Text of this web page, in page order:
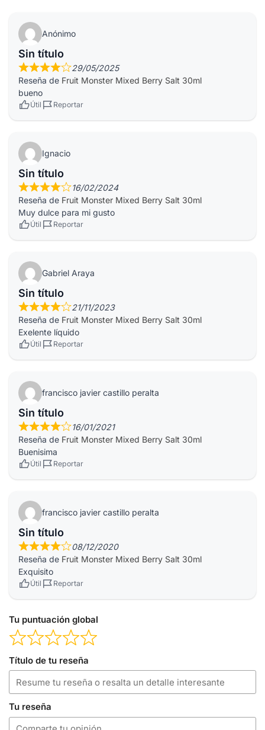
Anónimo
Sin título
29/05/2025
Reseña de Fruit Monster Mixed Berry Salt 30ml
bueno
Útil Reportar
Ignacio
Sin título
16/02/2024
Reseña de Fruit Monster Mixed Berry Salt 30ml
Muy dulce para mi gusto
Útil Reportar
Gabriel Araya
Sin título
21/11/2023
Reseña de Fruit Monster Mixed Berry Salt 30ml
Exelente líquido
Útil Reportar
francisco javier castillo peralta
Sin título
16/01/2021
Reseña de Fruit Monster Mixed Berry Salt 30ml
Buenisima
Útil Reportar
francisco javier castillo peralta
Sin título
08/12/2020
Reseña de Fruit Monster Mixed Berry Salt 30ml
Exquisito
Útil Reportar
Tu puntuación global
Título de tu reseña
Tu reseña